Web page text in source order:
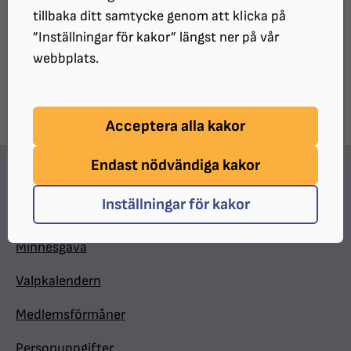
tillbaka ditt samtycke genom att klicka på
”Inställningar för kakor” längst ner på vår
webbplats.
Acceptera alla kakor
Endast nödvändiga kakor
Inställningar för kakor
UPPDATERAT: 2024-12-16
DELA: Dela sidan på Facebook
Hitta snabbt
Minnesgåva
Valpkalendern
Medlemsförmåner